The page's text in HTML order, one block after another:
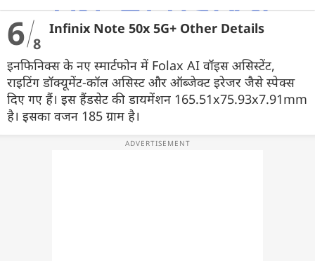
6 8
Infinix Note 50x 5G+ Other Details
इनफिनिक्स के नए स्मार्टफोन में Folax AI वॉइस असिस्टेंट,
राइटिंग डॉक्यूमेंट-कॉल असिस्ट और ऑब्जेक्ट इरेजर जैसे स्पेक्स
दिए गए हैं। इस हैंडसेट की डायमेंशन 165.51x75.93x7.91mm
है। इसका वजन 185 ग्राम है।